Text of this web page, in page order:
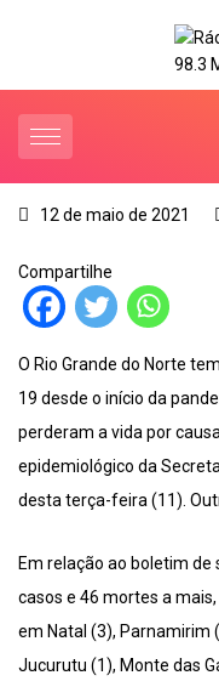
12 de maio de 2021
Compartilhe
O Rio Grande do Norte
19 desde o início da
perderam a vida por
epidemiológico da
desta terça-feira (11).
Em relação ao boletim
casos e 46 mortes a
em Natal (3), Parnamirim
Jucurutu (1), Monte das